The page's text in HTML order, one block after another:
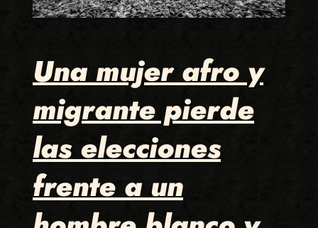
Una mujer afro y
migrante pierde
las elecciones
frente a un